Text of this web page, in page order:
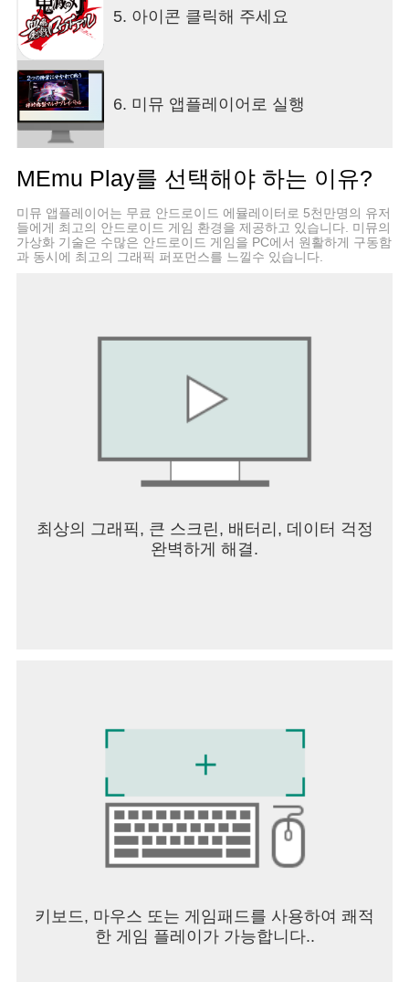
5. 아이콘 클릭해 주세요
6. 미뮤 앱플레이어로 실행
MEmu Play를 선택해야 하는 이유?
미뮤 앱플레이어는 무료 안드로이드 에뮬레이터로 5천만명의 유저
들에게 최고의 안드로이드 게임 환경을 제공하고 있습니다. 미뮤의
가상화 기술은 수많은 안드로이드 게임을 PC에서 원활하게 구동함
과 동시에 최고의 그래픽 퍼포먼스를 느낄수 있습니다.
최상의 그래픽, 큰 스크린, 배터리, 데이터 걱정
완벽하게 해결.
키보드, 마우스 또는 게임패드를 사용하여 쾌적
한 게임 플레이가 가능합니다..